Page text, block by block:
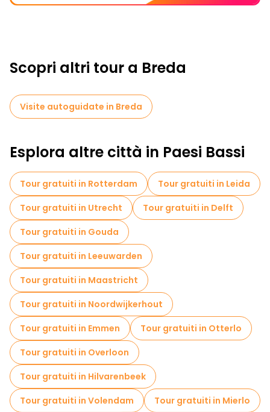
Scopri altri tour a Breda
Visite autoguidate in Breda
Esplora altre città in Paesi Bassi
Tour gratuiti in Rotterdam
Tour gratuiti in Leida
Tour gratuiti in Utrecht
Tour gratuiti in Delft
Tour gratuiti in Gouda
Tour gratuiti in Leeuwarden
Tour gratuiti in Maastricht
Tour gratuiti in Noordwijkerhout
Tour gratuiti in Emmen
Tour gratuiti in Otterlo
Tour gratuiti in Overloon
Tour gratuiti in Hilvarenbeek
Tour gratuiti in Volendam
Tour gratuiti in Mierlo